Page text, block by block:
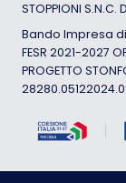
STOPPIONI S.N.C.
Bando Impresa
FESR 2021-2027
PROGETTO